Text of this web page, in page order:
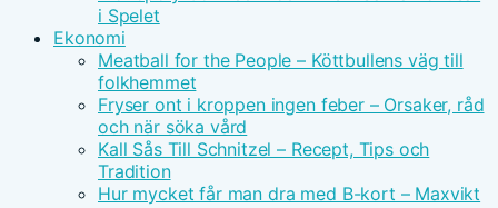
i Spelet
Ekonomi
Meatball for the People – Köttbullens väg till
folkhemmet
Fryser ont i kroppen ingen feber – Orsaker, råd
och när söka vård
Kall Sås Till Schnitzel – Recept, Tips och
Tradition
Hur mycket får man dra med B-kort – Maxvikt